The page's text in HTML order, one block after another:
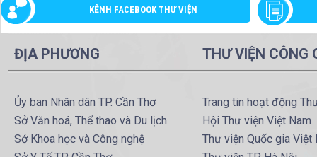
KÊNH FACEBOOK THƯ VIỆN
ĐỊA PHƯƠNG
Ủy ban Nhân dân TP. Cần Thơ
Sở Văn hoá, Thể thao và Du lịch
Sở Khoa học và Công nghệ
THƯ VIỆN CÔNG
Trang tin hoạt động
Hội Thư viện Việt Nam
Thư viện Quốc gia Việt